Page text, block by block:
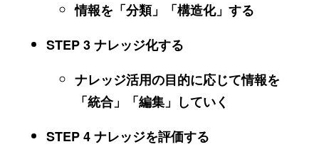
情報を「分類」「構造化」する
STEP 3 ナレッジ化する
ナレッジ活用の目的に応じて情報を
「統合」「編集」していく
STEP 4 ナレッジを評価する